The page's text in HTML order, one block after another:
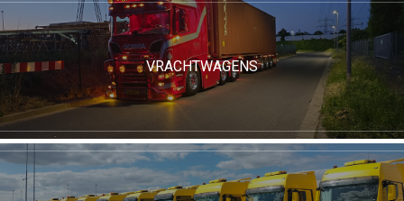
VRACHTWAGENS